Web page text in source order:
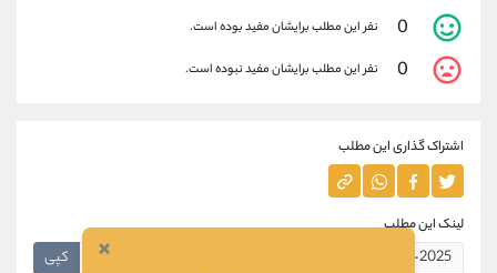
0 نفر این مطلب برایشان مفید بوده است.
0 نفر این مطلب برایشان مفید نبوده است.
اشتراک گذاری این مطلب
لینک این مطلب
کپی ×